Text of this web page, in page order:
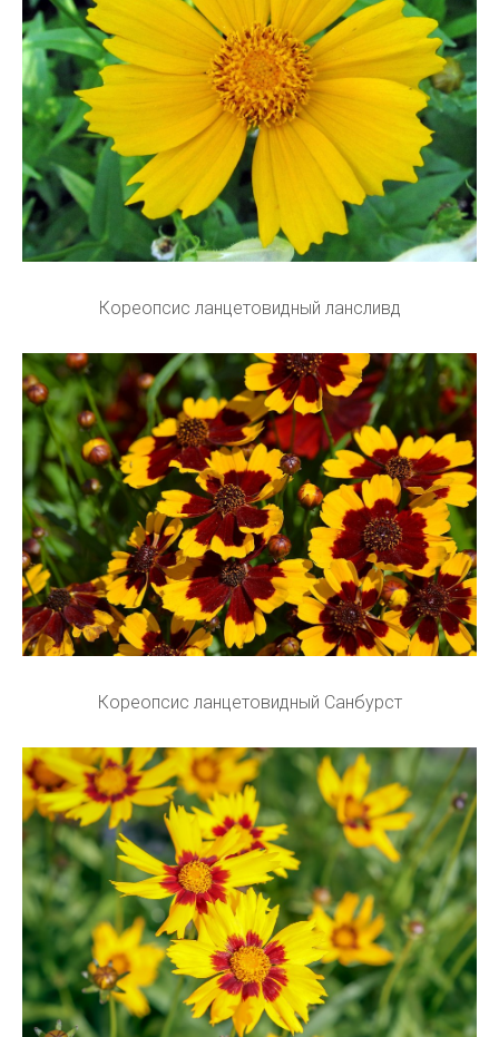
Кореопсис ланцетовидный лансливд
Кореопсис ланцетовидный Санбурст